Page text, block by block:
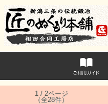
1 / 2ページ
（全28件）